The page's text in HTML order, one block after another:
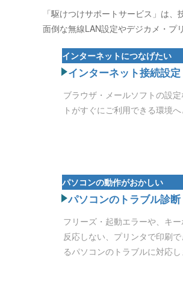
「駆けつけサポートサービス」は
面倒な無線LAN設定やデジカメ・プ
インターネットにつなげたい
インターネット接続設定
ブラウザ・メールソフトの設
トがすぐにご利用できる環境へ
パソコンの動作がおかしい
パソコンのトラブル診断
フリーズ・起動エラーや、キ
反応しない、プリンタで印刷
るパソコンのトラブルに対応し